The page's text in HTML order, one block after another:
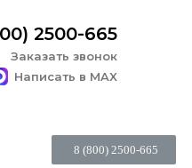
2500-665
Заказать звонок
Написать в MAX
8 (800) 2500-665